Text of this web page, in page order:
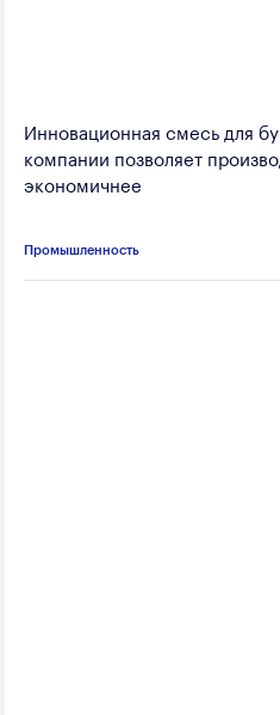
Инновационная смесь для
компании позволяет
экономичнее
Промышленность